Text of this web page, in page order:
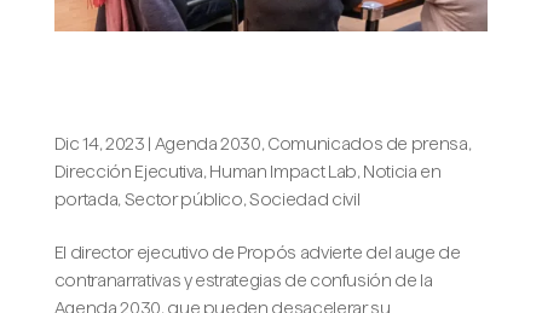
Dic 14, 2023 | Agenda 2030, Comunicados de prensa,
Dirección Ejecutiva, Human Impact Lab, Noticia en
portada, Sector público,Sociedad civil
El director ejecutivo de Propós advierte del auge de
contranarrativas y estrategias de confusión de la
Agenda 2030, que pueden desacelerar su